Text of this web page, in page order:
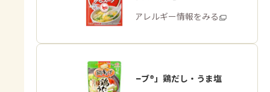
商品・アレルギー情報をみる
「鍋キューブ®」鶏だし・うま塩